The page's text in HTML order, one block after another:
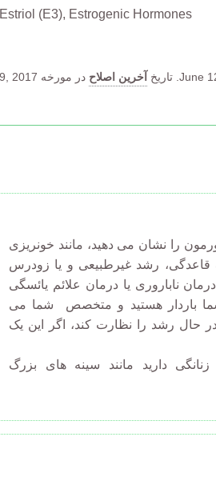
Estriol (E3) Estrogenic Hormones
June تاریخآخرین اصلاح در مورخه December 29, 2017.
را نشان می دهید، مانند خونریزی
قاعدگی، رشد غیرطبیعی و یا زودرس
ناباروری یا درمان علائم یائسگی
باردار هستید و متخصص شما می
حال رشد را نظارت کند، اگر این یک
دارید مانند سینه های بزرگ